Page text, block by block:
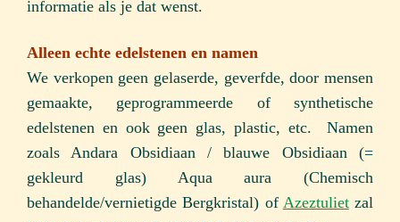
informatie als je dat wenst.
Alleen echte edelstenen en namen
We verkopen geen gelaserde, geverfde, door mensen
gemaakte, geprogrammeerde of synthetische
edelstenen en ook geen glas, plastic, etc. Namen
zoals Andara Obsidiaan / blauwe Obsidiaan (=
gekleurd glas) Aqua aura (Chemisch
behandelde/vernietigde Bergkristal) of Azeztulietzal